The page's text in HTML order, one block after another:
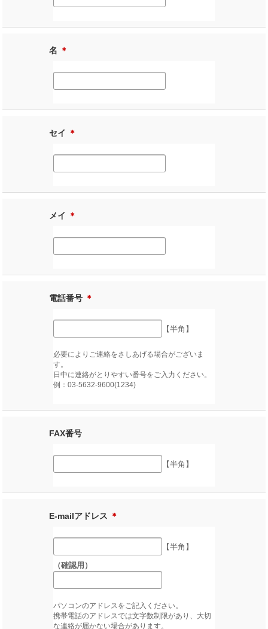
名 ＊
セイ ＊
メイ ＊
電話番号 ＊
【半角】
必要によりご連絡をさしあげる場合がございま
す。
日中に連絡がとりやすい番号をご入力ください。
例：03-5632-9600(1234)
FAX番号
【半角】
E-mailアドレス ＊
【半角】
（確認用）
パソコンのアドレスをご記入ください。
携帯電話のアドレスでは文字数制限があり、大切
な連絡が届かない場合があります。